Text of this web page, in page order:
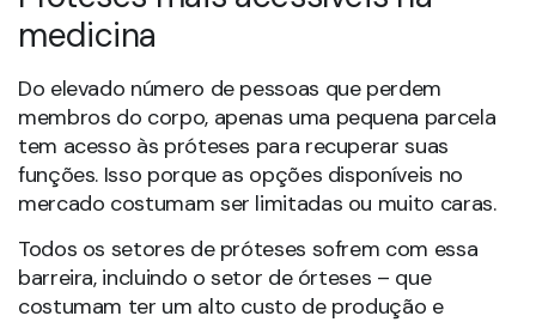
medicina
Do elevado número de pessoas que perdem
membros do corpo, apenas uma pequena parcela
tem acesso às próteses para recuperar suas
funções. Isso porque as opções disponíveis no
mercado costumam ser limitadas ou muito caras.
Todos os setores de próteses sofrem com essa
barreira, incluindo o setor de órteses – que
costumam ter um alto custo de produção e